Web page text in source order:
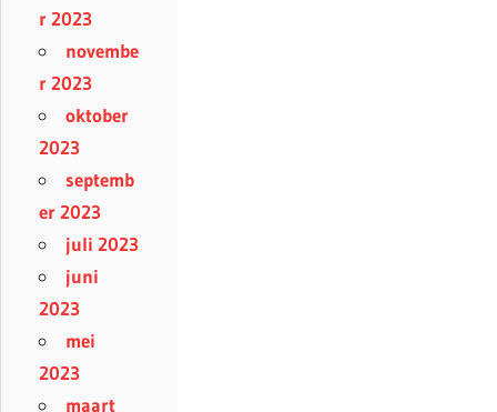
r 2023
novembe
r 2023
oktober
2023
septemb
er 2023
juli 2023
juni
2023
mei
2023
maart